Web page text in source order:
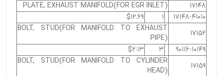
17148
PLATE, EXHAUST MANIFOLD(FOR EGR INLET)
17148-41010
1
$12.69
17152
BOLT, STUD(FOR MANIFOLD TO EXHAUST
PIPE)
90116-10149
3
$2.13
17159
BOLT, STUD(FOR MANIFOLD TO CYLINDER
HEAD)